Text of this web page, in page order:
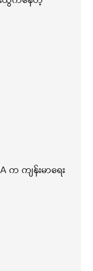
က ကျန်းမာရေး